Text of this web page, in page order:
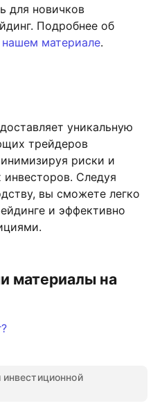
для новичков
Подробнее об
нашем материале.
уникальную
трейдеров
риски и
Следуя
вы сможете легко
и эффективно
материалы на